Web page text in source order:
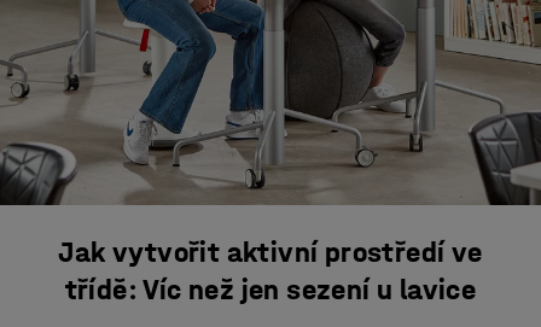
Jak vytvořit aktivní prostředí ve
třídě: Víc než jen sezení u lavice